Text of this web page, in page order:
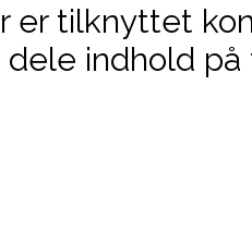
er tilknyttet
dele indhold